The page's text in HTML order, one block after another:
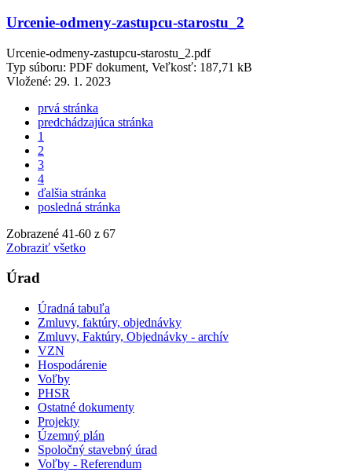
Urcenie-odmeny-zastupcu-starostu_2
Urcenie-odmeny-zastupcu-starostu_2.pdf
Typ súboru: PDF dokument, Veľkosť: 187,71 kB
Vložené: 29. 1. 2023
prvá stránka
predchádzajúca stránka
1
2
3
4
ďalšia stránka
posledná stránka
Zobrazené 41-60 z 67
Zobraziť všetko
Úrad
Úradná tabuľa
Zmluvy, faktúry, objednávky
Zmluvy, Faktúry, Objednávky - archív
VZN
Hospodárenie
Voľby
PHSR
Ostatné dokumenty
Projekty
Územný plán
Spoločný stavebný úrad
Voľby - Referendum